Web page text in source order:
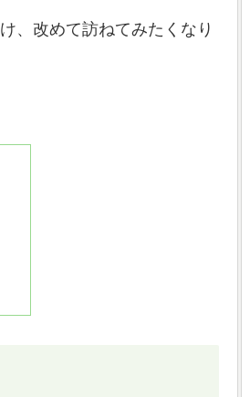
、改めて訪ねてみたくなり